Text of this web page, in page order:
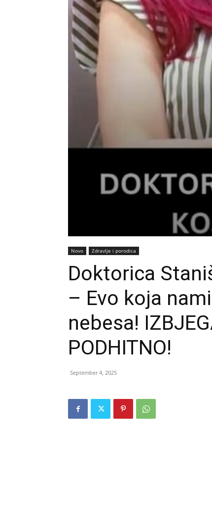
Novo Zdravlje i porodica
Doktorica
– Evo koja
nebesa!
PODHITNO!
September 4, 2025